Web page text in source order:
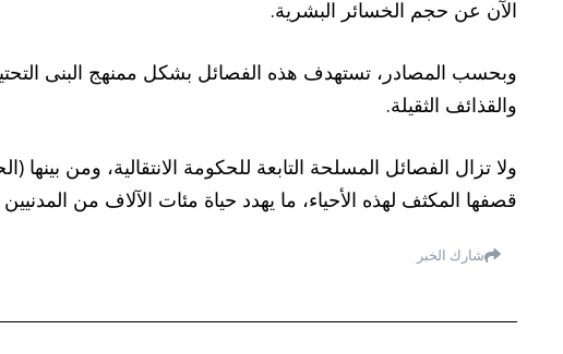
الآن عن حجم الخسائر البشرية.
وبحسب المصادر، تستهدف هذه الفصائل بشكل ممنهج البنى
والقذائف الثقيلة.
ولا تزال الفصائل المسلحة التابعة للحكومة الانتقالية، ومن
قصفها المكثف لهذه الأحياء، ما يهدد حياة مئات الآلاف من
شارك الخبر